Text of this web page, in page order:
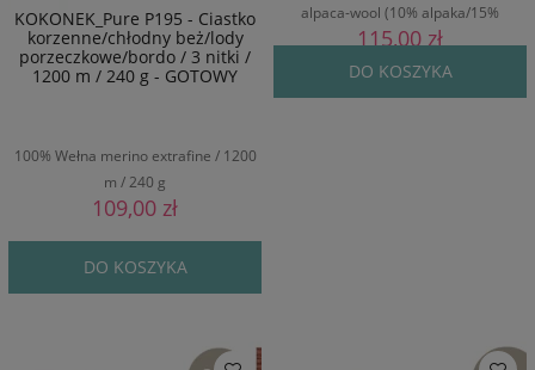
KOKONEK_Pure P195 - Ciastko
korzenne/chłodny beż/lody
porzeczkowe/bordo / 3 nitki /
1200 m / 240 g - GOTOWY
100% Wełna merino extrafine / 1200
m / 240 g
109,00 zł
DO KOSZYKA
alpaca-wool (10% alpaka/15%
wełna/75% poliakryl) / 1200 m / 300 g
115,00 zł
DO KOSZYKA